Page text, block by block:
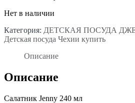
Нет в наличии
Категория: ДЕТСКАЯ ПОСУДА
Детская посуда Чехии купить
Описание
Описание
Салатник Jenny 240 мл